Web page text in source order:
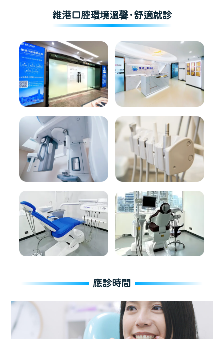
維港口腔環境溫馨·舒適就診
應診時間